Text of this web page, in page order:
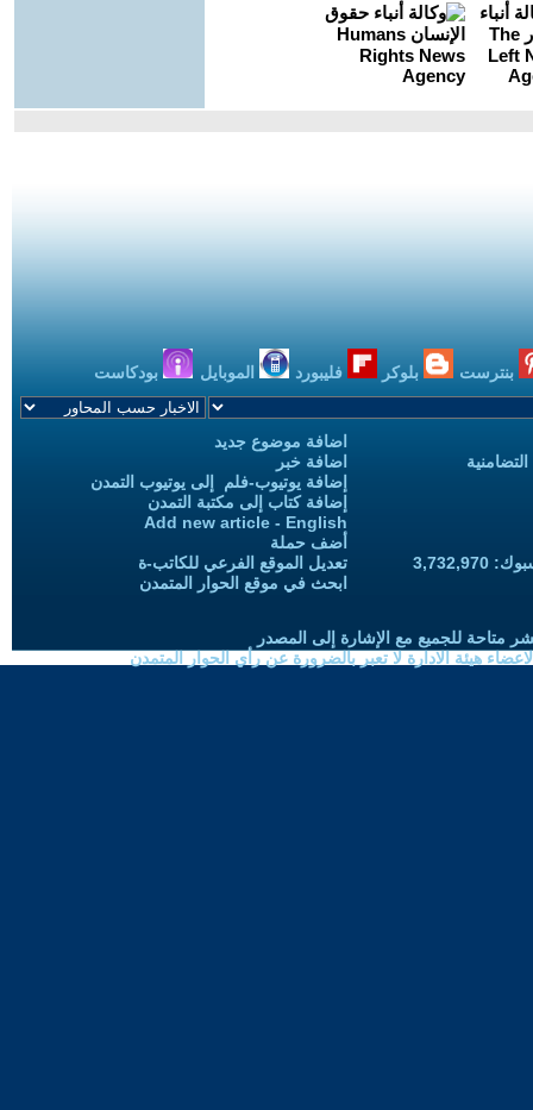
بنترست بلوكر فليبورد الموبايل بودكاست
اضافة موضوع جديد
اضافة خبر
إضافة يوتيوب-فلم إلى يوتيوب التمدن
إضافة كتاب إلى مكتبة التمدن
Add new article - English
أضف حملة
تعديل الموقع الفرعي للكاتب-ة
ابحث في موقع الحوار المتمدن
متاحة للجميع مع الإشارة إلى المصدر
هيئة الادارة لا تعبر بالضرورة عن رأي الحوار المتمدن